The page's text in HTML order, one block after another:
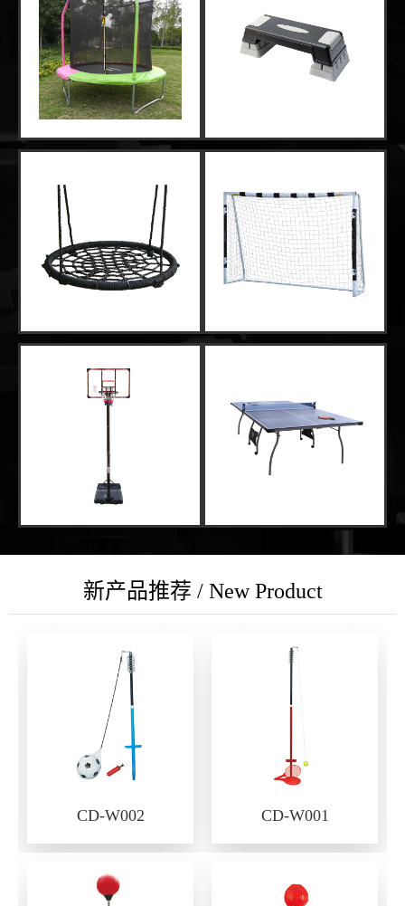
新产品推荐 / New Product
CD-W002 CD-W001